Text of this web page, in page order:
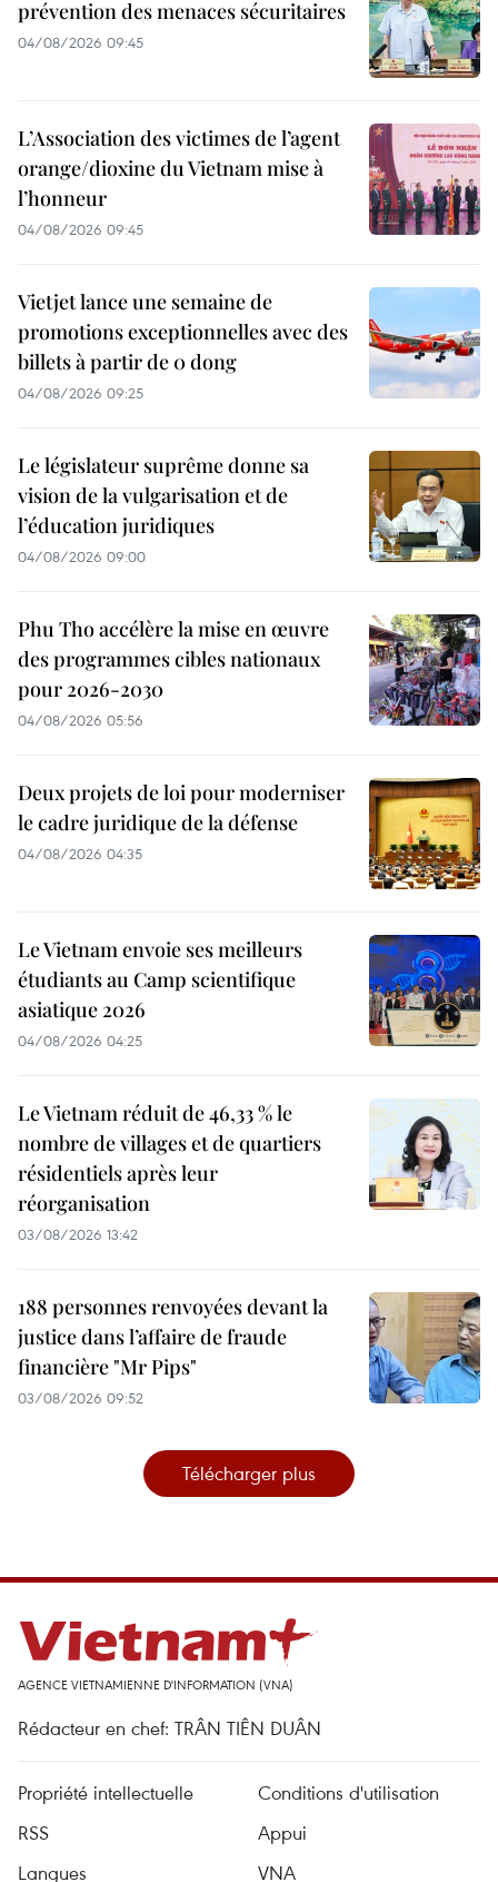
prévention des menaces sécuritaires
04/08/2026 09:45
L’Association des victimes de l’agent
orange/dioxine du Vietnam mise à
l’honneur
04/08/2026 09:45
Vietjet lance une semaine de
promotions exceptionnelles avec des
billets à partir de 0 dong
04/08/2026 09:25
Le législateur suprême donne sa
vision de la vulgarisation et de
l’éducation juridiques
04/08/2026 09:00
Phu Tho accélère la mise en œuvre
des programmes cibles nationaux
pour 2026-2030
04/08/2026 05:56
Deux projets de loi pour moderniser
le cadre juridique de la défense
04/08/2026 04:35
Le Vietnam envoie ses meilleurs
étudiants au Camp scientifique
asiatique 2026
04/08/2026 04:25
Le Vietnam réduit de 46,33 % le
nombre de villages et de quartiers
résidentiels après leur
réorganisation
03/08/2026 13:42
188 personnes renvoyées devant la
justice dans l’affaire de fraude
financière "Mr Pips"
03/08/2026 09:52
Télécharger plus
AGENCE VIETNAMIENNE D'INFORMATION (VNA)
Rédacteur en chef: TRÂN TIÊN DUÂN
Propriété intellectuelle
Conditions d'utilisation
RSS
Appui
Langues
VNA